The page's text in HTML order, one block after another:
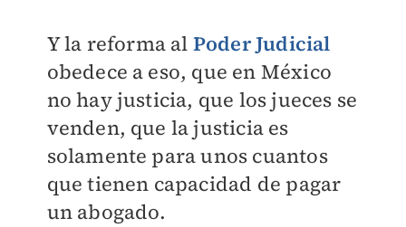
Y la reforma al Poder Judicial
obedece a eso, que en México
no hay justicia, que los jueces se
venden, que la justicia es
solamente para unos cuantos
que tienen capacidad de pagar
un abogado.